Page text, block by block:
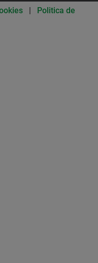
| Politica de